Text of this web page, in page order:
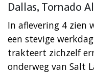
Dallas, Tornado
In aflevering 4 zien
een stevige
trakteert zichzelf
onderweg van Salt